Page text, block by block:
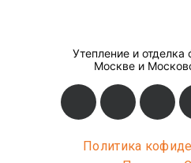
Утепление и
Москве и
Политика